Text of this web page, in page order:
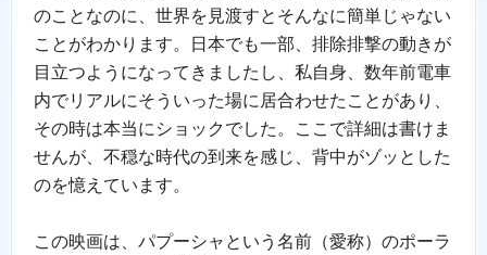
のことなのに、世界を見渡すとそんなに簡単じゃない
ことがわかります。日本でも一部、排除排撃の動きが
目立つようになってきましたし、私自身、数年前電車
内でリアルにそういった場に居合わせたことがあり、
その時は本当にショックでした。ここで詳細は書けま
せんが、不穏な時代の到来を感じ、背中がゾッとした
のを憶えています。
この映画は、パプーシャという名前（愛称）のポーラ